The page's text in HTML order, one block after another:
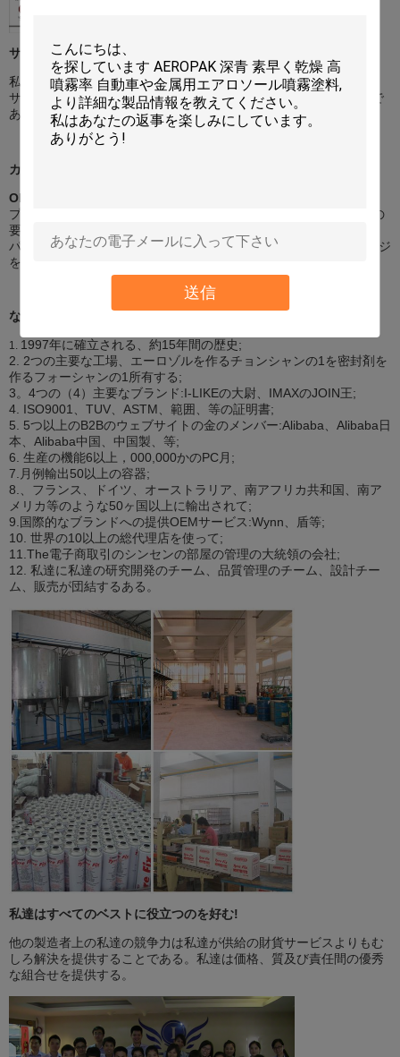
送信
サンプル
私達は2部分内の試供品を提供する。
サンプルは私達があなたの急使料金を受け取った後送られるべきで
ある。
カスタム化
OEMおよびODM
プロダクト:私達は私達のTechnicistsのcomfirmationの後であなたの
要求されたプロダクトを作り出してもいい。
パッケージ: 私達はあなたの要求されたサイズに基づいてパッケージ
を設計してもいい。
なぜ私達を選びなさいか
1. 1997年に確立される、約15年間の歴史;
2. 2つの主要な工場、エーロゾルを作るチョンシャンの1を密封剤を
作るフォーシャンの1所有する;
3。4つの（4）主要なブランド:I-LIKEの大尉、IMAXのJOIN王;
4. ISO9001、TUV、ASTM、範囲、等の証明書;
5. 5つ以上のB2Bのウェブサイトの金のメンバー:Alibaba、Alibaba日
本、Alibaba中国、中国製、等;
6. 生産の機能6以上，000,000かのPC月;
7.月例輸出50以上の容器;
8.、フランス、ドイツ、オーストラリア、南アフリカ共和国、南ア
メリカ等のような50ヶ国以上に輸出されて;
9.国際的なブランドへの提供OEMサービス:Wynn、盾等;
10. 世界の10以上の総代理店を使って;
11.The電子商取引のシンセンの部屋の管理の大統領の会社;
12. 私達に私達の研究開発のチーム、品質管理のチーム、設計チー
ム、販売が団結するある。
私達はすべてのベストに役立つのを好む!
他の製造者上の私達の競争力は私達が供給の財貨サービスよりもむ
しろ解決を提供することである。私達は価格、質及び責任間の優秀
な組合せを提供する。